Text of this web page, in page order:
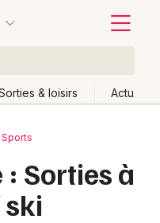
& loisirs Actu
Sports
Sorties à
moi Changer de lieu